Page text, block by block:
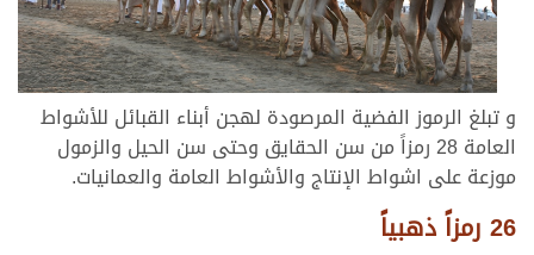
و تبلغ الرموز الفضية المرصودة لهجن أبناء القبائل للأشواط
العامة 28 رمزاً من سن الحقايق وحتى سن الحيل والزمول
موزعة على اشواط الإنتاج والأشواط العامة والعمانيات.
26 رمزاً ذهبياً